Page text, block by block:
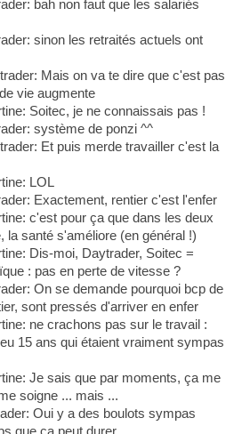
bah non faut que les salariés
sinon les retraités actuels ont
Mais on va te dire que c'est pas
vie augmente
Soitec, je ne connaissais pas !
système de ponzi ^^
Et puis merde travailler c'est la
LOL
Exactement, rentier c'est l'enfer
c'est pour ça que dans les deux
la santé s'améliore (en général !)
Dis-moi, Daytrader, Soitec =
: pas en perte de vitesse ?
On se demande pourquoi bcp de
sont pressés d'arriver en enfer
ne crachons pas sur le travail :
15 ans qui étaient vraiment sympas
Je sais que par moments, ça me
soigne ... mais ...
Oui y a des boulots sympas